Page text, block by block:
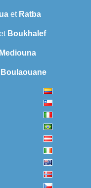
et Ratba
Boukhalef
Mediouna
Boulaouane